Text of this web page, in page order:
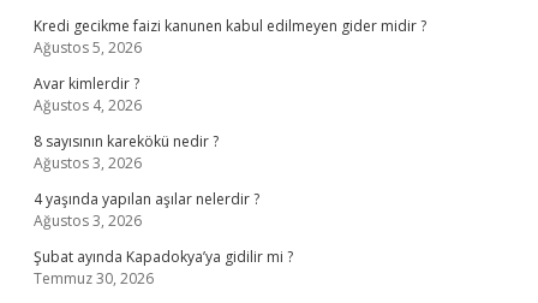
Kredi gecikme faizi kanunen kabul edilmeyen gider midir ?
Ağustos 5, 2026
Avar kimlerdir ?
Ağustos 4, 2026
8 sayısının karekökü nedir ?
Ağustos 3, 2026
4 yaşında yapılan aşılar nelerdir ?
Ağustos 3, 2026
Şubat ayında Kapadokya’ya gidilir mi ?
Temmuz 30, 2026